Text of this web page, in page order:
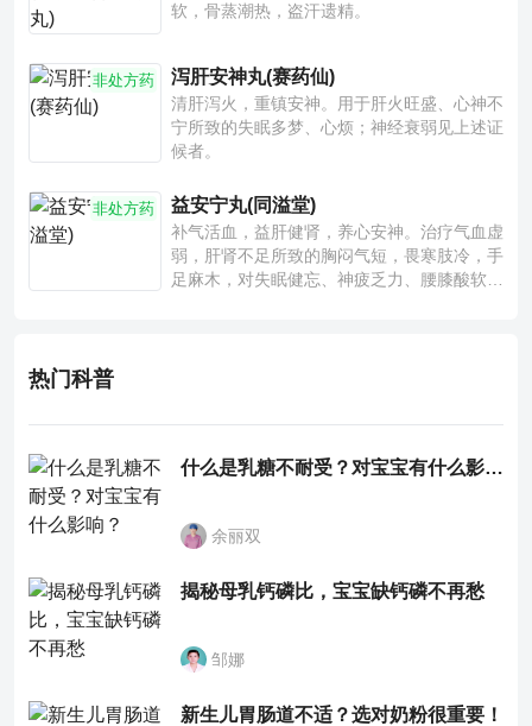
软，骨蒸潮热，盗汗遗精。
非处方药 泻肝安神丸(赛药仙)
清肝泻火，重镇安神。用于肝火旺盛、心神不
宁所致的失眠多梦、心烦；神经衰弱见上述证
候者。
非处方药 益安宁丸(同溢堂)
补气活血，益肝健肾，养心安神。治疗气血虚
弱，肝肾不足所致的胸闷气短，畏寒肢冷，手
足麻木，对失眠健忘、神疲乏力、腰膝酸软也
热门科普
什么是乳糖不耐受？对宝宝有什么影响？
余丽双
揭秘母乳钙磷比，宝宝缺钙磷不再愁
邹娜
新生儿胃肠道不适？选对奶粉很重要！